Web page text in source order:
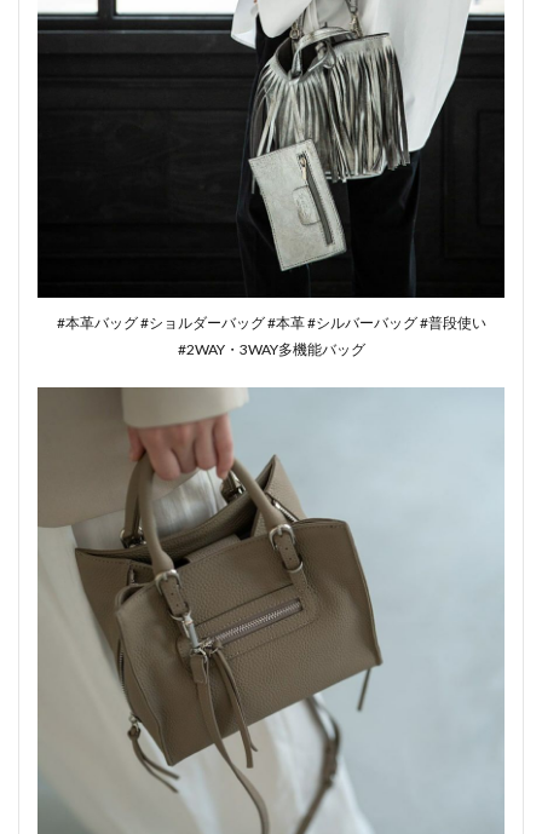
#本革バッグ #ショルダーバッグ #本革 #シルバーバッグ #普段使い
#2WAY・3WAY多機能バッグ